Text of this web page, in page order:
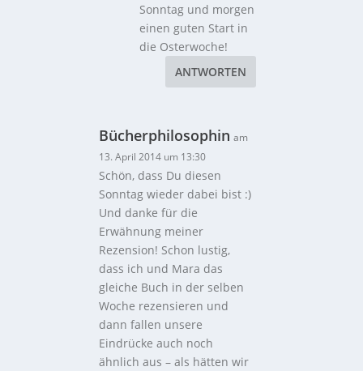
Sonntag und morgen
einen guten Start in
die Osterwoche!
ANTWORTEN
Bücherphilosophin am
13. April 2014 um 13:30
Schön, dass Du diesen
Sonntag wieder dabei bist :)
Und danke für die
Erwähnung meiner
Rezension! Schon lustig,
dass ich und Mara das
gleiche Buch in der selben
Woche rezensieren und
dann fallen unsere
Eindrücke auch noch
ähnlich aus – als hätten wir